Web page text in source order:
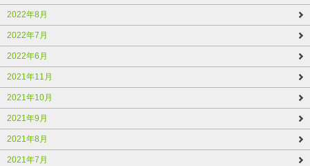
2022年8月
2022年7月
2022年6月
2021年11月
2021年10月
2021年9月
2021年8月
2021年7月